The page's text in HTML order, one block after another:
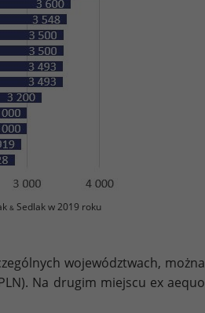
& Sedlak w 2019 roku
województwach, można
Na drugim miejscu ex aequo